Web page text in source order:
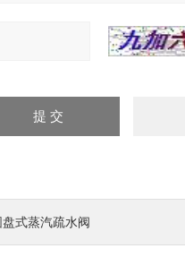
式蒸汽疏水阀